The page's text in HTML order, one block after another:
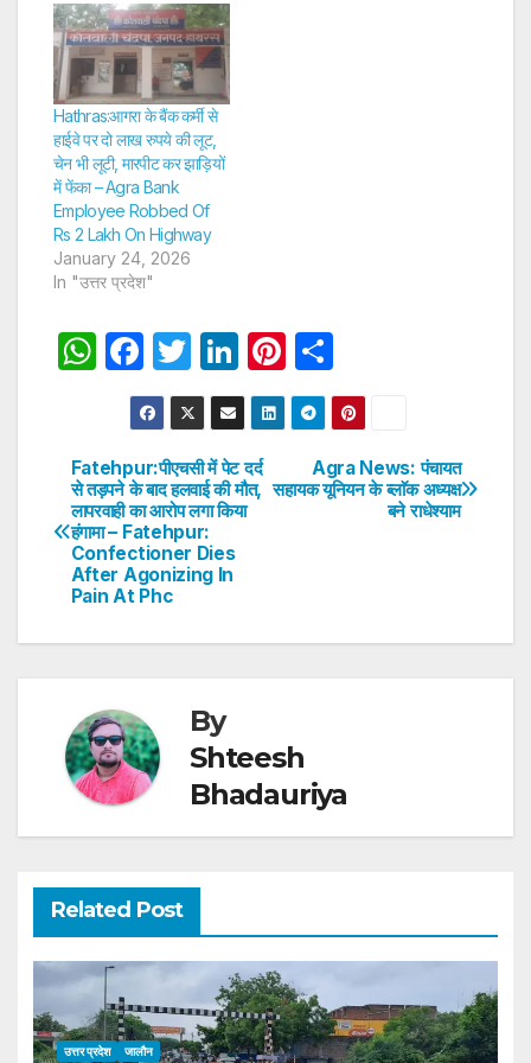
Hathras:आगरा के बैंक कर्मी से
हाईवे पर दो लाख रुपये की लूट,
चेन भी लूटी, मारपीट कर झाड़ियों
में फेंका – Agra Bank
Employee Robbed Of
Rs 2 Lakh On Highway
January 24, 2026
In "उत्तर प्रदेश"
W
s
A
p
p
F
a
c
e
b
o
o
k
T
w
itt
er
Li
n
k
e
dI
Pi
nt
er
st
h
ar
e
Post
navigation
Agra News: पंचायत
सहायक यूनियन के ब्लाॅक अध्यक्ष
बने राधेश्याम
Fatehpur:पीएचसी में पेट दर्द
से तड़पने के बाद हलवाई की मौत,
लापरवाही का आरोप लगा किया
हंगामा – Fatehpur:
Confectioner Dies
After Agonizing In
Pain At Phc
By
Shteesh
Bhadauriya
Related Post
उत्तर प्रदेश जालौन